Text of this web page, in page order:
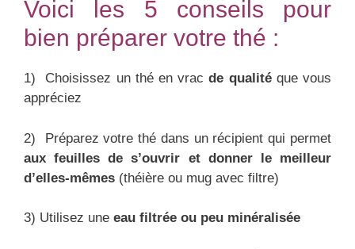
Voici les 5 conseils pour
bien préparer votre thé :
1) Choisissez un thé en vracde qualitéque vous
appréciez
2) Préparez votre thé dans un récipient qui permet
aux feuilles de s’ouvrir et donner le meilleur
d’elles-mêmes (théière ou mug avec filtre)
3) Utilisez une eau filtrée ou peu minéralisée